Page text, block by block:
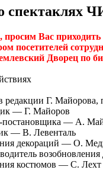
Вас приходить
посетителей
Дворец по
редакции Г. Майорова,
— Г. Майоров
постановщика — А.
— В. Левенталь
декораций — О.
костюмов — С. Лехт